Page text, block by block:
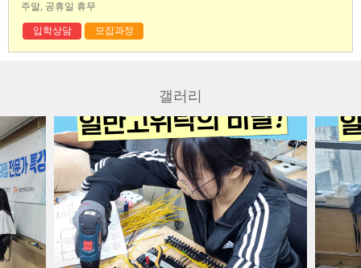
주말, 공휴일 휴무
입학상담 모집과정
갤러리